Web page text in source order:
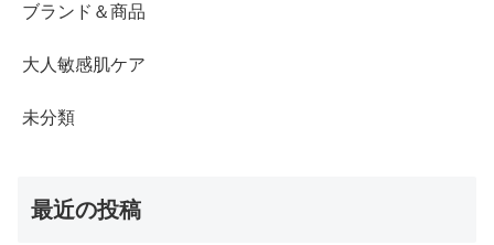
ブランド＆商品
大人敏感肌ケア
未分類
最近の投稿